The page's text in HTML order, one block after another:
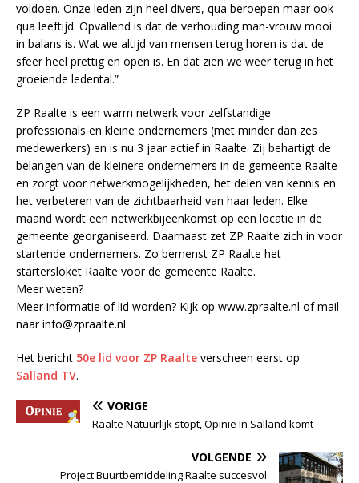
voldoen. Onze leden zijn heel divers, qua beroepen maar ook
qua leeftijd. Opvallend is dat de verhouding man-vrouw mooi
in balans is. Wat we altijd van mensen terug horen is dat de
sfeer heel prettig en open is. En dat zien we weer terug in het
groeiende ledental.”
ZP Raalte is een warm netwerk voor zelfstandige
professionals en kleine ondernemers (met minder dan zes
medewerkers) en is nu 3 jaar actief in Raalte. Zij behartigt de
belangen van de kleinere ondernemers in de gemeente Raalte
en zorgt voor netwerkmogelijkheden, het delen van kennis en
het verbeteren van de zichtbaarheid van haar leden. Elke
maand wordt een netwerkbijeenkomst op een locatie in de
gemeente georganiseerd. Daarnaast zet ZP Raalte zich in voor
startende ondernemers. Zo bemenst ZP Raalte het
startersloket Raalte voor de gemeente Raalte.
Meer weten?
Meer informatie of lid worden? Kijk op www.zpraalte.nl of mail
naar info@zpraalte.nl
Het bericht 50e lid voor ZP Raalte verscheen eerst op
Salland TV.
VORIGE
Raalte Natuurlijk stopt, Opinie In Salland komt
VOLGENDE
Project Buurtbemiddeling Raalte succesvol